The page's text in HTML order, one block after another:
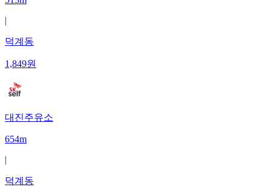
|
덕계동
1,849원
대진주유소
654m
|
덕계동